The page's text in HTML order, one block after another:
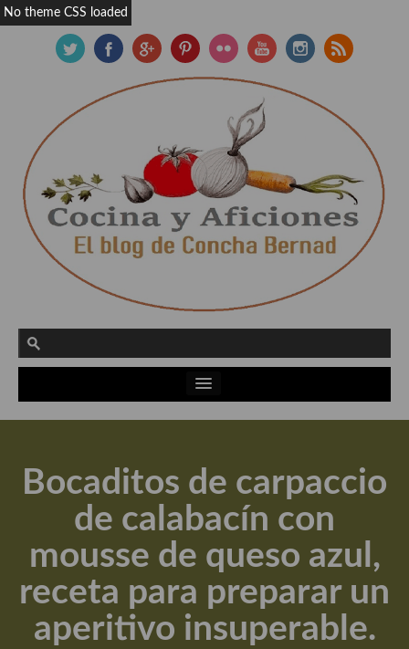
Actualidad y recomendaciones
Apuntes, estudios sobre temas interesantes e importantes
Aceite de Oliva Virgen Extra (AOVE)
Recetas maridadas con los mejores AOVES
Flores en la cocina recetas
Técnicas de emplatado
Bocaditos de carpaccio
de calabacín con
mousse de queso azul,
receta para preparar un
aperitivo insuperable.
No theme CSS loaded